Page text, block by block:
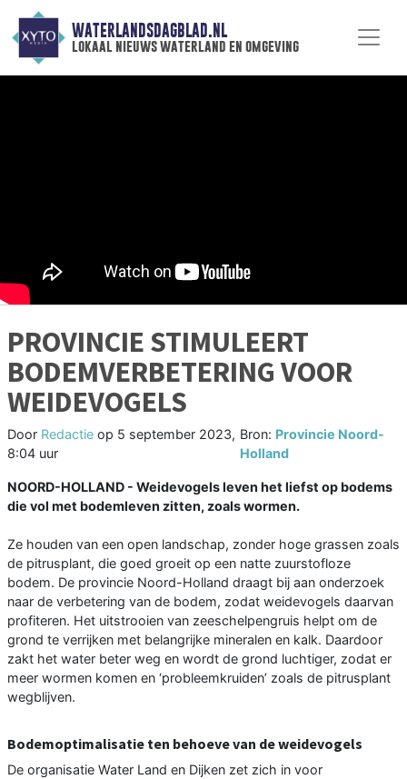
WATERLANDSDAGBLAD.NL
lokaal nieuws waterland en omgeving
PROVINCIE STIMULEERT
BODEMVERBETERING VOOR
WEIDEVOGELS
Door Redactie op 5 september 2023,
8:04 uur
Bron: Provincie Noord-
Holland
NOORD-HOLLAND - Weidevogels leven het liefst op bodems
die vol met bodemleven zitten, zoals wormen.
Ze houden van een open landschap, zonder hoge grassen zoals
de pitrusplant, die goed groeit op een natte zuurstofloze
bodem. De provincie Noord-Holland draagt bij aan onderzoek
naar de verbetering van de bodem, zodat weidevogels daarvan
profiteren. Het uitstrooien van zeeschelpengruis helpt om de
grond te verrijken met belangrijke mineralen en kalk. Daardoor
zakt het water beter weg en wordt de grond luchtiger, zodat er
meer wormen komen en ‘probleemkruiden’ zoals de pitrusplant
wegblijven.
Bodemoptimalisatie ten behoeve van de weidevogels
De organisatie Water Land en Dijken zet zich in voor